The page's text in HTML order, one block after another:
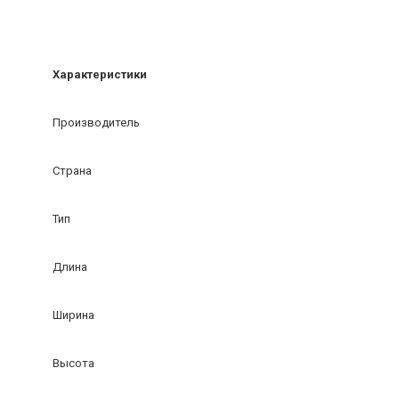
Характеристики
Производитель
Страна
Тип
Длина
Ширина
Высота